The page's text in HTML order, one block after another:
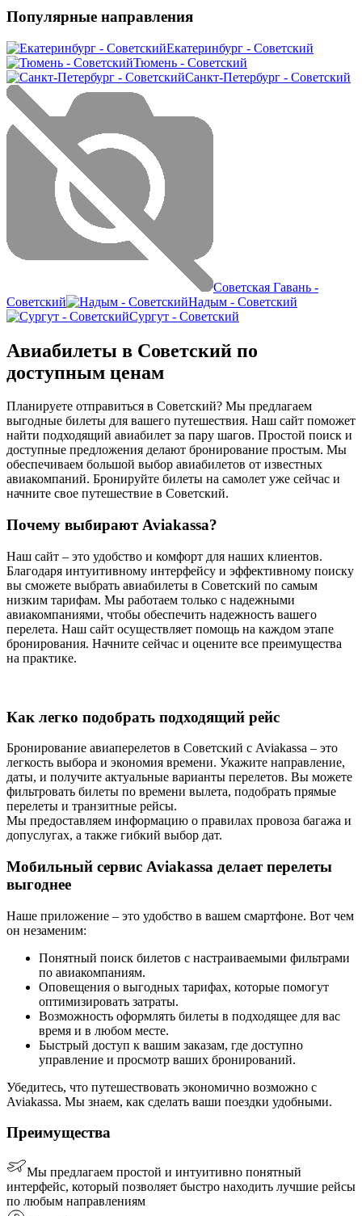
Популярные направления
Екатеринбург - Советский
Тюмень - Советский
Санкт-Петербург - Советский
Советская Гавань -
Советский
Надым - Советский
Сургут - Советский
Авиабилеты в Советский по
доступным ценам
Планируете отправиться в Советский? Мы предлагаем
выгодные билеты для вашего путешествия. Наш сайт поможет
найти подходящий авиабилет за пару шагов. Простой поиск и
доступные предложения делают бронирование простым. Мы
обеспечиваем большой выбор авиабилетов от известных
авиакомпаний. Бронируйте билеты на самолет уже сейчас и
начните свое путешествие в Советский.
Почему выбирают Aviakassa?
Наш сайт – это удобство и комфорт для наших клиентов.
Благодаря интуитивному интерфейсу и эффективному поиску
вы сможете выбрать авиабилеты в Советский по самым
низким тарифам. Мы работаем только с надежными
авиакомпаниями, чтобы обеспечить надежность вашего
перелета. Наш сайт осуществляет помощь на каждом этапе
бронирования. Начните сейчас и оцените все преимущества
на практике.
Как легко подобрать подходящий рейс
Бронирование авиаперелетов в Советский с Aviakassa – это
легкость выбора и экономия времени. Укажите направление,
даты, и получите актуальные варианты перелетов. Вы можете
фильтровать билеты по времени вылета, подобрать прямые
перелеты и транзитные рейсы.
Мы предоставляем информацию о правилах провоза багажа и
допуслугах, а также гибкий выбор дат.
Мобильный сервис Aviakassa делает перелеты
выгоднее
Наше приложение – это удобство в вашем смартфоне. Вот чем
он незаменим:
Понятный поиск билетов с настраиваемыми фильтрами
по авиакомпаниям.
Оповещения о выгодных тарифах, которые помогут
оптимизировать затраты.
Возможность оформлять билеты в подходящее для вас
время и в любом месте.
Быстрый доступ к вашим заказам, где доступно
управление и просмотр ваших бронирований.
Убедитесь, что путешествовать экономично возможно с
Aviakassa. Мы знаем, как сделать ваши поездки удобными.
Преимущества
Мы предлагаем простой и интуитивно понятный
интерфейс, который позволяет быстро находить лучшие рейсы
по любым направлениям